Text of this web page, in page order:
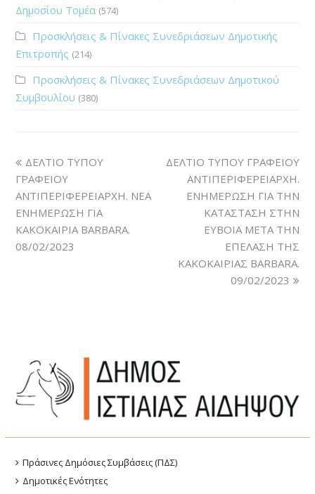
Δημοσίου Τομέα (574)
Προσκλήσεις & Πίνακες Συνεδριάσεων Δημοτικής
Επιτροπής (214)
Προσκλήσεις & Πίνακες Συνεδριάσεων Δημοτικού
Συμβουλίου (380)
ΔΕΛΤΙΟ ΤΥΠΟΥ
ΓΡΑΦΕΙΟΥ
ΑΝΤΙΠΕΡΙΦΕΡΕΙΑΡΧΗ. ΝΕΑ
ΕΝΗΜΕΡΩΣΗ ΓΙΑ
ΚΑΚΟΚΑΙΡΙΑ BARBARA.
08/02/2023
ΔΕΛΤΙΟ ΤΥΠΟΥ ΓΡΑΦΕΙΟΥ
ΑΝΤΙΠΕΡΙΦΕΡΕΙΑΡΧΗ.
ΕΝΗΜΕΡΩΣΗ ΓΙΑ ΤΗΝ
ΚΑΤΑΣΤΑΣΗ ΣΤΗΝ
ΕΥΒΟΙΑ ΜΕΤΑ ΤΗΝ
ΕΠΕΛΑΣΗ ΤΗΣ
ΚΑΚΟΚΑΙΡΙΑΣ BARBARA.
09/02/2023
Πράσινες Δημόσιες Συμβάσεις (ΠΔΣ)
Δημοτικές Ενότητες